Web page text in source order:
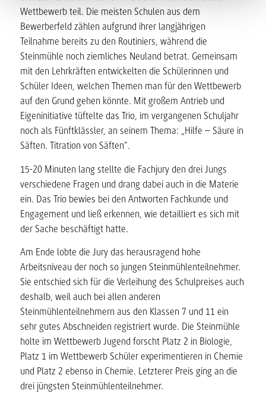
Wettbewerb teil. Die meisten Schulen aus dem
Bewerberfeld zählen aufgrund ihrer langjährigen
Teilnahme bereits zu den Routiniers, während die
Steinmühle noch ziemliches Neuland betrat. Gemeinsam
mit den Lehrkräften entwickelten die Schülerinnen und
Schüler Ideen, welchen Themen man für den Wettbewerb
auf den Grund gehen könnte. Mit großem Antrieb und
Eigeninitiative tüftelte das Trio, im vergangenen Schuljahr
noch als Fünftklässler, an seinem Thema: „Hilfe – Säure in
Säften. Titration von Säften“.
15-20 Minuten lang stellte die Fachjury den drei Jungs
verschiedene Fragen und drang dabei auch in die Materie
ein. Das Trio bewies bei den Antworten Fachkunde und
Engagement und ließ erkennen, wie detailliert es sich mit
der Sache beschäftigt hatte.
Am Ende lobte die Jury das herausragend hohe
Arbeitsniveau der noch so jungen Steinmühlenteilnehmer.
Sie entschied sich für die Verleihung des Schulpreises auch
deshalb, weil auch bei allen anderen
Steinmühlenteilnehmern aus den Klassen 7 und 11 ein
sehr gutes Abschneiden registriert wurde. Die Steinmühle
holte im Wettbewerb Jugend forscht Platz 2 in Biologie,
Platz 1 im Wettbewerb Schüler experimentieren in Chemie
und Platz 2 ebenso in Chemie. Letzterer Preis ging an die
drei jüngsten Steinmühlenteilnehmer.